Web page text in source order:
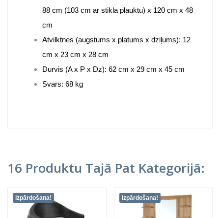
88 cm (103 cm ar stikla plauktu) x 120 cm x 48
cm
Atvilktnes (augstums x platums x dziļums): 12
cm x 23 cm x 28 cm
Durvis (A x P x Dz): 62 cm x 29 cm x 45 cm
Svars: 68 kg
16 Produktu Tajā Pat Kategorijā:
Izpārdošana! Izpārdošana!